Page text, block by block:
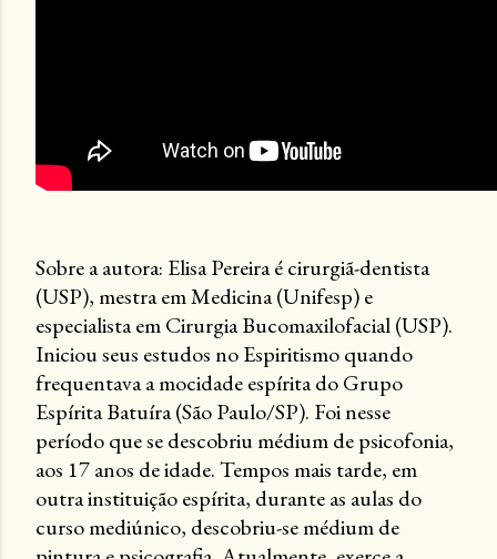
Sobre a autora: Elisa Pereira é cirurgiã-dentista
(USP), mestra em Medicina (Unifesp) e
especialista em Cirurgia Bucomaxilofacial (USP).
Iniciou seus estudos no Espiritismo quando
frequentava a mocidade espírita do Grupo
Espírita Batuíra (São Paulo/SP). Foi nesse
período que se descobriu médium de psicofonia,
aos 17 anos de idade. Tempos mais tarde, em
outra instituição espírita, durante as aulas do
curso mediúnico, descobriu-se médium de